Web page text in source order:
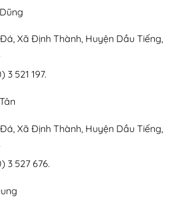
Xã Định Thành, Huyện Dầu Tiếng,
521 197.
Xã Định Thành, Huyện Dầu Tiếng,
3 527 676.